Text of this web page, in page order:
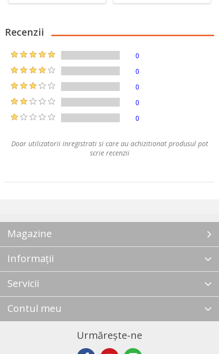
Recenzii
0
0
0
0
0
Doar utilizatorii inregistrati si care au achizitionat produsul pot
scrie recenzii
Magazine
Informații
Servicii
Contul meu
Urmărește-ne